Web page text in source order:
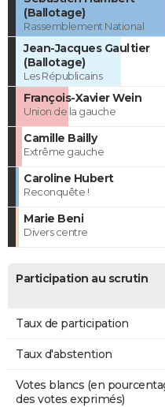
(Ballotage)
Rassemblement National
Jean-Jacques Gaultier
(Ballotage)
Les Républicains
François-Xavier Wein
Union de la gauche
Camille Bailly
Extrême gauche
Caroline Hubert
Reconquête !
Marie Beni
Divers centre
Participation au scrutin
Taux de participation
Taux d'abstention
Votes blancs (en
des votes exprimés)